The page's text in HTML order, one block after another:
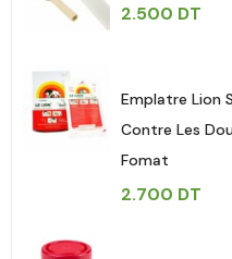
2.500 DT
Emplatre Lion
Contre Les
Fomat
2.700 DT